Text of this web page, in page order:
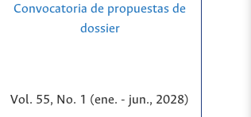
Convocatoria de propuestas de
dossier
Vol. 55, No. 1 (ene. - jun., 2028)